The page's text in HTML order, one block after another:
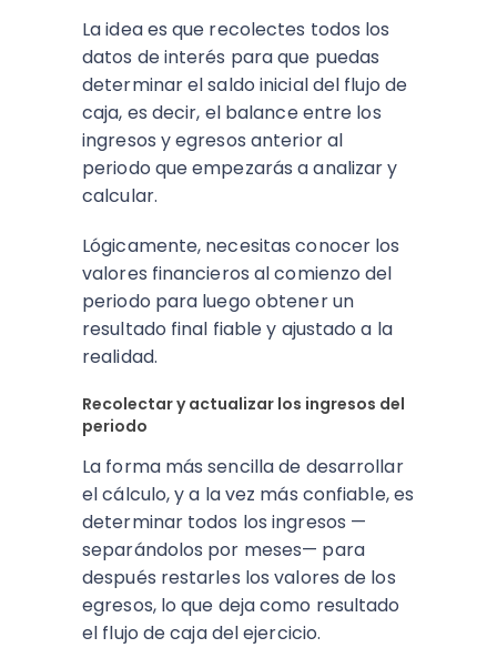
La idea es que recolectes todos los
datos de interés para que puedas
determinar el saldo inicial del flujo de
caja, es decir, el balance entre los
ingresos y egresos anterior al
periodo que empezarás a analizar y
calcular.
Lógicamente, necesitas conocer los
valores financieros al comienzo del
periodo para luego obtener un
resultado final fiable y ajustado a la
realidad.
Recolectar y actualizar los ingresos del
periodo
La forma más sencilla de desarrollar
el cálculo, y a la vez más confiable, es
determinar todos los ingresos —
separándolos por meses— para
después restarles los valores de los
egresos, lo que deja como resultado
el flujo de caja del ejercicio.